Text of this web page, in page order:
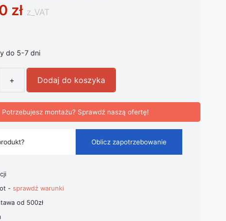
zł z_VAT
do 5-7 dni
Lampa Sufitowa Plafon Prince Glamour Chrom
+ Dodaj do koszyka
Potrzebujesz montażu? Sprawdź naszą ofertę!
Oblicz zapotrzebowanie
-sprawdź warunki
od 500zł